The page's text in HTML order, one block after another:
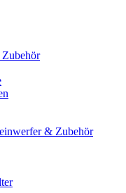
& Zubehör